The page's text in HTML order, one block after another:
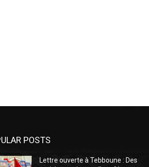
POSTS
Lettre ouverte à Tebboune : Des